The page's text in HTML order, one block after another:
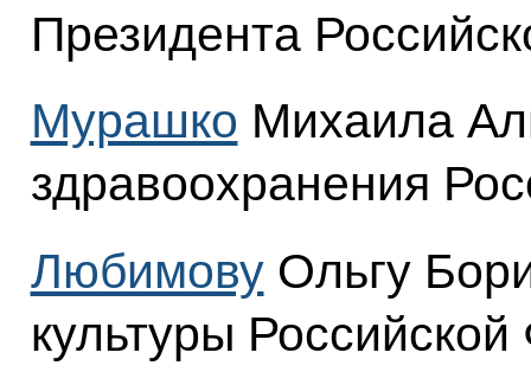
Президента
Мурашко Михаила
здравоохранения
ЛюбимовуОльгу
культуры